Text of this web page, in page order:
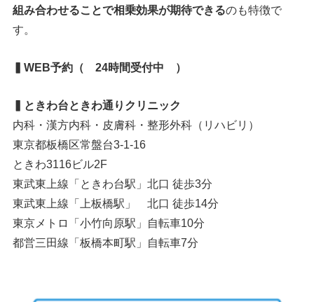
組み合わせることで相乗効果が期待できるのも特徴で
す。
▍WEB予約（ 24時間受付中 ）
▍ときわ台ときわ通りクリニック
内科・漢方内科・皮膚科・整形外科（リハビリ）
東京都板橋区常盤台3-1-16
ときわ3116ビル2F
東武東上線「ときわ台駅」北口 徒歩3分
東武東上線「上板橋駅」 北口 徒歩14分
東京メトロ「小竹向原駅」自転車10分
都営三田線「板橋本町駅」自転車7分